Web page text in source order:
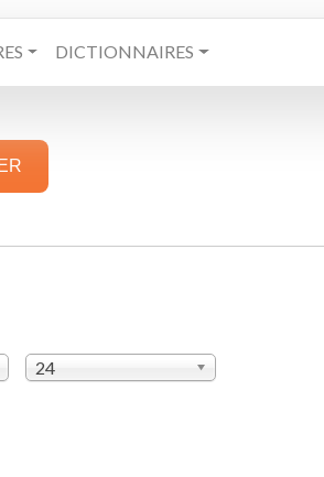
DICTIONNAIRES
24